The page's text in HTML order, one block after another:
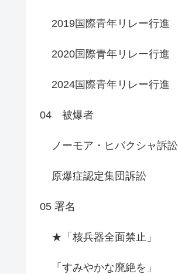
2019国際青年リレー行進
2020国際青年リレー行進
2024国際青年リレー行進
04 被爆者
ノーモア・ヒバクシャ訴訟
原爆症認定集団訴訟
05 署名
★「核兵器全面禁止」
「すみやかな廃絶を」